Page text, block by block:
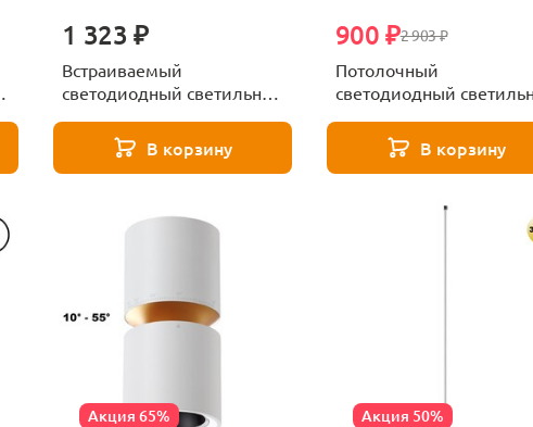
1 323 ₽
Встраиваемый
светодиодный светильник
В корзину
2 903 ₽
900 ₽
Потолочный
светодиодный
358997
В корзину
Акция 65% Акция 50%